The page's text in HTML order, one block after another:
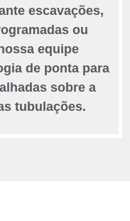
escavações,
ou
equipe
de ponta para
sobre a
tubulações.